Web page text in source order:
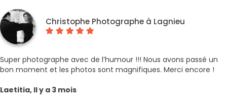
Christophe Photographe à Lagnieu
Super photographe avec de l’humour !!! Nous avons passé un
bon moment et les photos sont magnifiques. Merci encore !
Laetitia, Il y a 3 mois